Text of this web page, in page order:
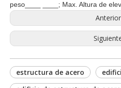
peso____ ____; Max. Altura de
estructura de acero